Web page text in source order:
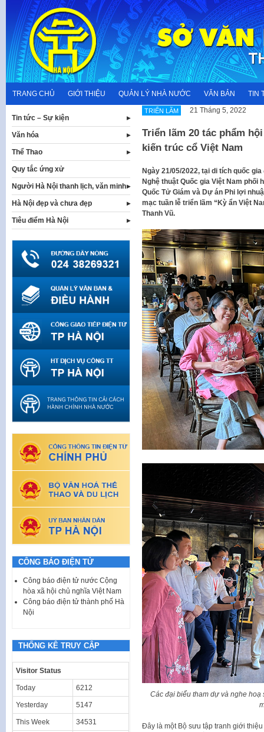
content
TRANG CHỦ GIỚI THIỆU QUẢN LÝ NHÀ NƯỚC VĂN BẢN TIN
TRIỂN LÃM 21 Tháng 5, 2022
Triển lãm 20 tác phẩm
kiến trúc cổ Việt Nam
Ngày 21/05/2022, tại di tích quốc
Nghệ thuật Quốc gia Việt Nam phối
Quốc Tử Giám và Dự án Phi lợi
mạc tuần lễ triển lãm “Kỳ ẩn Việt
Thanh Vũ.
Các đại biểu tham dự và nghe
Đây là một Bộ sưu tập tranh giới
Tin tức – Sự kiện
Văn hóa
Thể Thao
Quy tắc ứng xử
Người Hà Nội thanh lịch, văn minh
Hà Nội đẹp và chưa đẹp
Tiêu điểm Hà Nội
CÔNG BÁO ĐIỆN TỬ
Công báo điện tử nước Cộng
hòa xã hội chủ nghĩa Việt Nam
Công báo điện tử thành phố Hà
Nội
THỐNG KÊ TRUY CẬP
Visitor Status
Today 6212
Yesterday 5147
This Week 34531